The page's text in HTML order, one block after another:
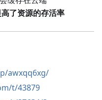
了资源的存活率
awxqq6xg/
t/43879